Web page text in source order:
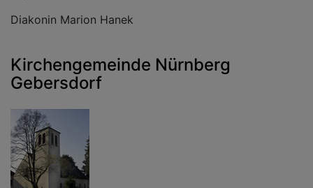
Diakonin Marion Hanek
Kirchengemeinde Nürnberg
Gebersdorf